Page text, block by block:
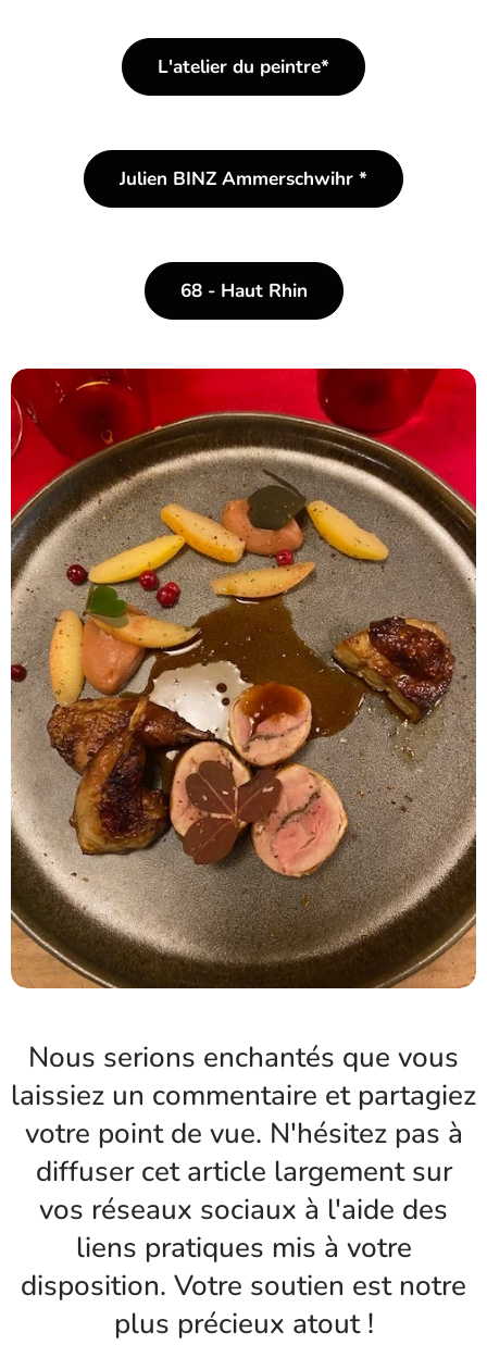
L'atelier du peintre*
Julien BINZ Ammerschwihr *
68 - Haut Rhin
Nous serions enchantés que vous
laissiez un commentaire et partagiez
votre point de vue. N'hésitez pas à
diffuser cet article largement sur
vos réseaux sociaux à l'aide des
liens pratiques mis à votre
disposition. Votre soutien est notre
plus précieux atout !